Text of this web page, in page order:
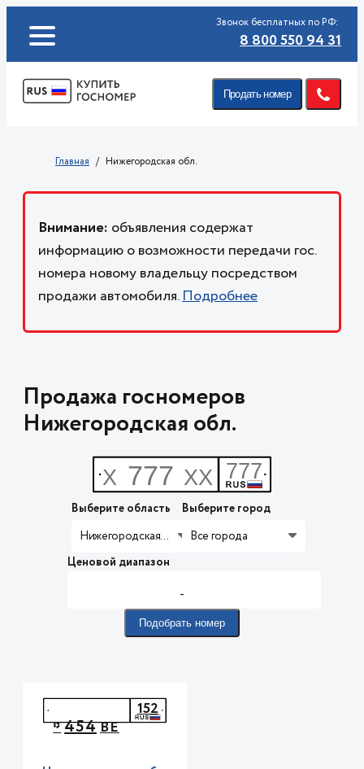
Звонок бесплатных по РФ:
8 800 550 94 31
Продать номер
Главная Нижегородская обл.
Внимание: объявления содержат
информацию о возможности передачи гос.
номера новому владельцу посредством
продажи автомобиля.Подробнее
Продажа госномеров
Нижегородская обл.
Выберите область
Нижегородская обл.
Выберите город
Все города
Ценовой диапазон
-
Подобрать номер
*454ВЕ
152